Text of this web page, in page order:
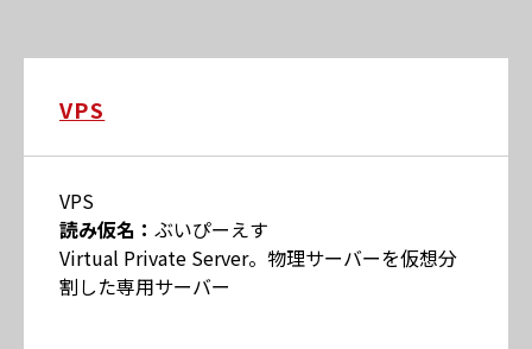
VPS
VPS
読み仮名： ぶいぴーえす
Virtual Private Server。物理サーバーを仮想分
割した専用サーバー